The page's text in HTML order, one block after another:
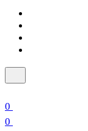
0
0